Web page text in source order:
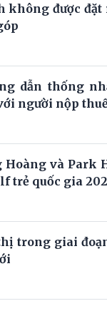
không được đặt
dẫn thống
người nộp
Hoàng và Park
trẻ quốc gia
trong giai